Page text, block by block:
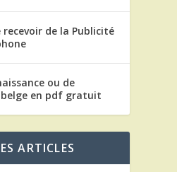
recevoir de la Publicité
ou de
en pdf gratuit
ARTICLES